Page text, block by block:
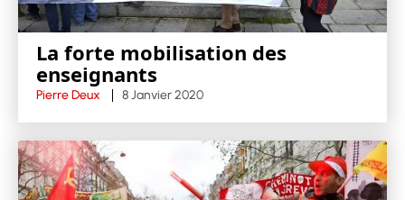
La forte mobilisation des
enseignants
Pierre Deux 8 Janvier 2020